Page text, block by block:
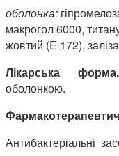
оболонка:
макрогол 6000,
жовтий (E 172),
Лікарська
оболонкою.
Антибактеріальні